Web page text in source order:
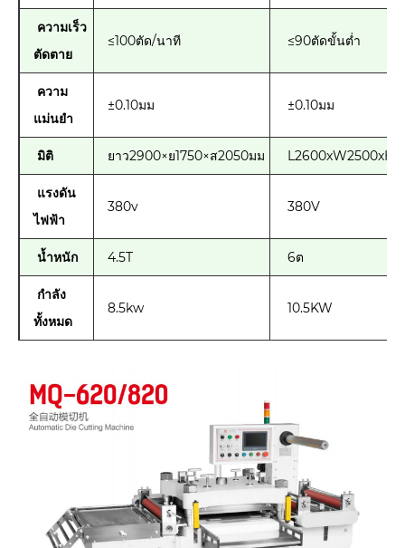
ความเร็ว
ตัดตาย
≤100ตัด/นาที ≤90ตัดขั้นต่ำ
ความ
แม่นยำ
±0.10มม ±0.10มม
มิติ ยาว2900×ย1750×ส2050มม
แรงดัน
ไฟฟ้า
380v 380V
น้ำหนัก 4.5T 6ต
กำลัง
ทั้งหมด
8.5kw 10.5KW